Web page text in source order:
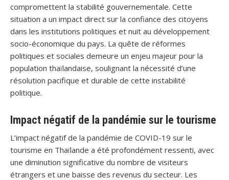
compromettent la stabilité gouvernementale. Cette
situation a un impact direct sur la confiance des citoyens
dans les institutions politiques et nuit au développement
socio-économique du pays. La quête de réformes
politiques et sociales demeure un enjeu majeur pour la
population thaïlandaise, soulignant la nécessité d’une
résolution pacifique et durable de cette instabilité
politique.
Impact négatif de la pandémie sur le tourisme
L’impact négatif de la pandémie de COVID-19 sur le
tourisme en Thaïlande a été profondément ressenti, avec
une diminution significative du nombre de visiteurs
étrangers et une baisse des revenus du secteur. Les